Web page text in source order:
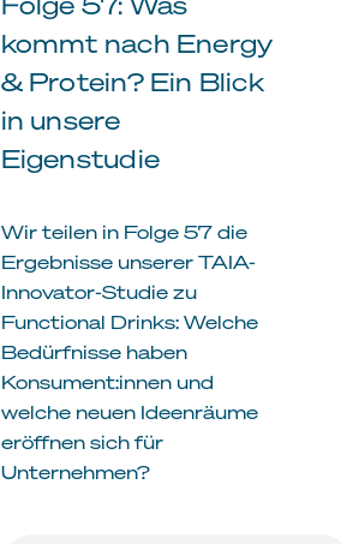
kommt nach Energy
& Protein? Ein Blick
in unsere
Eigenstudie
Wir teilen in Folge 57 die
Ergebnisse unserer TAIA-
Innovator-Studie zu
Functional Drinks: Welche
Bedürfnisse haben
Konsument:innen und
welche neuen Ideenräume
eröffnen sich für
Unternehmen?